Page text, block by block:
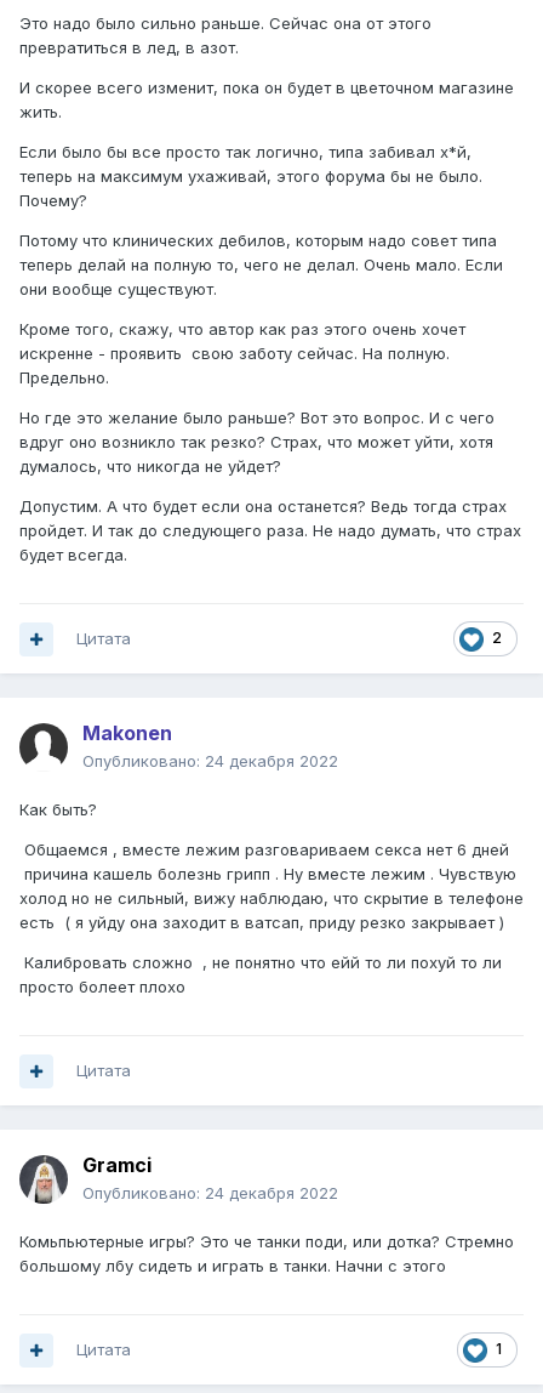
Это надо было сильно раньше. Сейчас она от этого
превратиться в лед, в азот.
И скорее всего изменит, пока он будет в цветочном магазине
жить.
Если было бы все просто так логично, типа забивал х*й,
теперь на максимум ухаживай, этого форума бы не было.
Почему?
Потому что клинических дебилов, которым надо совет типа
теперь делай на полную то, чего не делал. Очень мало. Если
они вообще существуют.
Кроме того, скажу, что автор как раз этого очень хочет
искренне - проявить свою заботу сейчас. На полную.
Предельно.
Но где это желание было раньше? Вот это вопрос. И с чего
вдруг оно возникло так резко? Страх, что может уйти, хотя
думалось, что никогда не уйдет?
Допустим. А что будет если она останется? Ведь тогда страх
пройдет. И так до следующего раза. Не надо думать, что страх
будет всегда.
2
Цитата
Makonen
Опубликовано: 24 декабря 2022
Как быть?
Общаемся , вместе лежим разговариваем секса нет 6 дней
причина кашель болезнь грипп . Ну вместе лежим . Чувствую
холод но не сильный, вижу наблюдаю, что скрытие в телефоне
есть ( я уйду она заходит в ватсап, приду резко закрывает )
Калибровать сложно , не понятно что ейй то ли похуй то ли
просто болеет плохо
Цитата
Gramci
Опубликовано: 24 декабря 2022
Комьпьютерные игры? Это че танки поди, или дотка? Стремно
большому лбу сидеть и играть в танки. Начни с этого
1
Цитата